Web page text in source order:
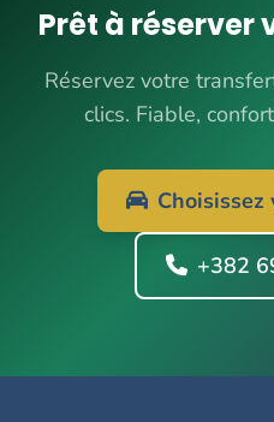
Prêt à réserver
Réservez votre
clics. Fiable,
+382